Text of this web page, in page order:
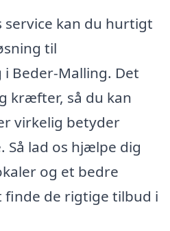
service kan du hurtigt
til
Beder-Malling. Det
kræfter, så du kan
virkelig betyder
Så lad os hjælpe dig
og et bedre
finde de rigtige tilbud i